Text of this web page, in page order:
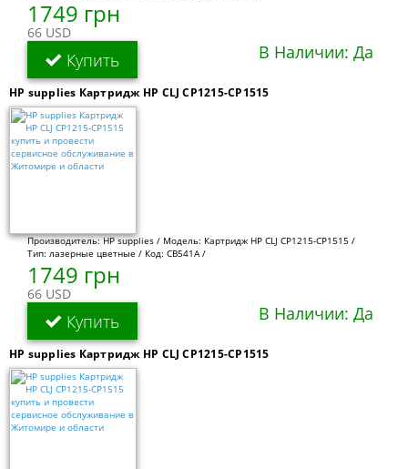
1749 грн
66 USD
Купить В Наличии: Да
HP supplies Картридж HP CLJ CP1215-CP1515
Производитель: HP supplies / Модель: Картридж HP CLJ CP1215-CP1515 /
Тип: лазерные цветные / Код: CB541A /
1749 грн
66 USD
Купить В Наличии: Да
HP supplies Картридж HP CLJ CP1215-CP1515